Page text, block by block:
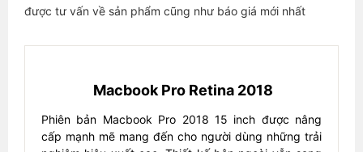
được tư vấn về sản phẩm cũng như báo giá mới nhất
Macbook Pro Retina 2018
Phiên bản Macbook Pro 2018 15 inch được nâng
cấp mạnh mẽ mang đến cho người dùng những trải